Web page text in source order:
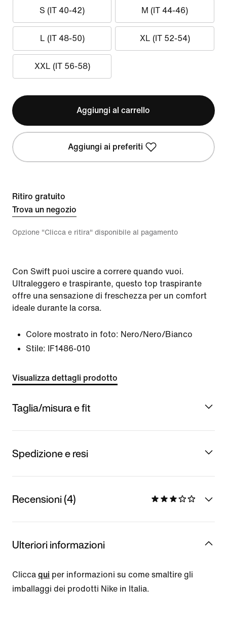
S (IT 40-42) M (IT 44-46)
L (IT 48-50) XL (IT 52-54)
XXL (IT 56-58)
Aggiungi al carrello
Aggiungi ai preferiti
Ritiro gratuito
Trova un negozio
Opzione "Clicca e ritira" disponibile al pagamento
Con Swift puoi uscire a correre quando vuoi.
Ultraleggero e traspirante, questo top traspirante
offre una sensazione di freschezza per un comfort
ideale durante la corsa.
Colore mostrato in foto: Nero/Nero/Bianco
Stile:
IF1486-010
Visualizza dettagli prodotto
Taglia/misura e fit
Spedizione e resi
Recensioni (4)
Ulteriori informazioni
Clicca qui per informazioni su come smaltire gli
imballaggi dei prodotti Nike in Italia.